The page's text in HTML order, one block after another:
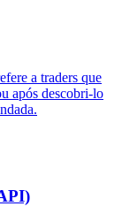
a traders que
após descobri-lo